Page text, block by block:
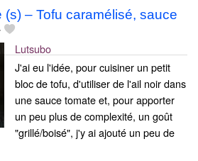
(s) – Tofu caramélisé, sauce
Lutsubo
J'ai eu l'idée, pour cuisiner un petit
bloc de tofu, d'utiliser de l'ail noir dans
une sauce tomate et, pour apporter
un peu plus de complexité, un goût
"grillé/boisé", j'y ai ajouté un peu de